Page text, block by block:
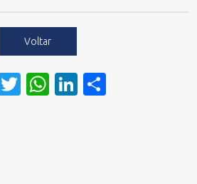
Voltar
Facebook
Twitter
WhatsApp
LinkedIn